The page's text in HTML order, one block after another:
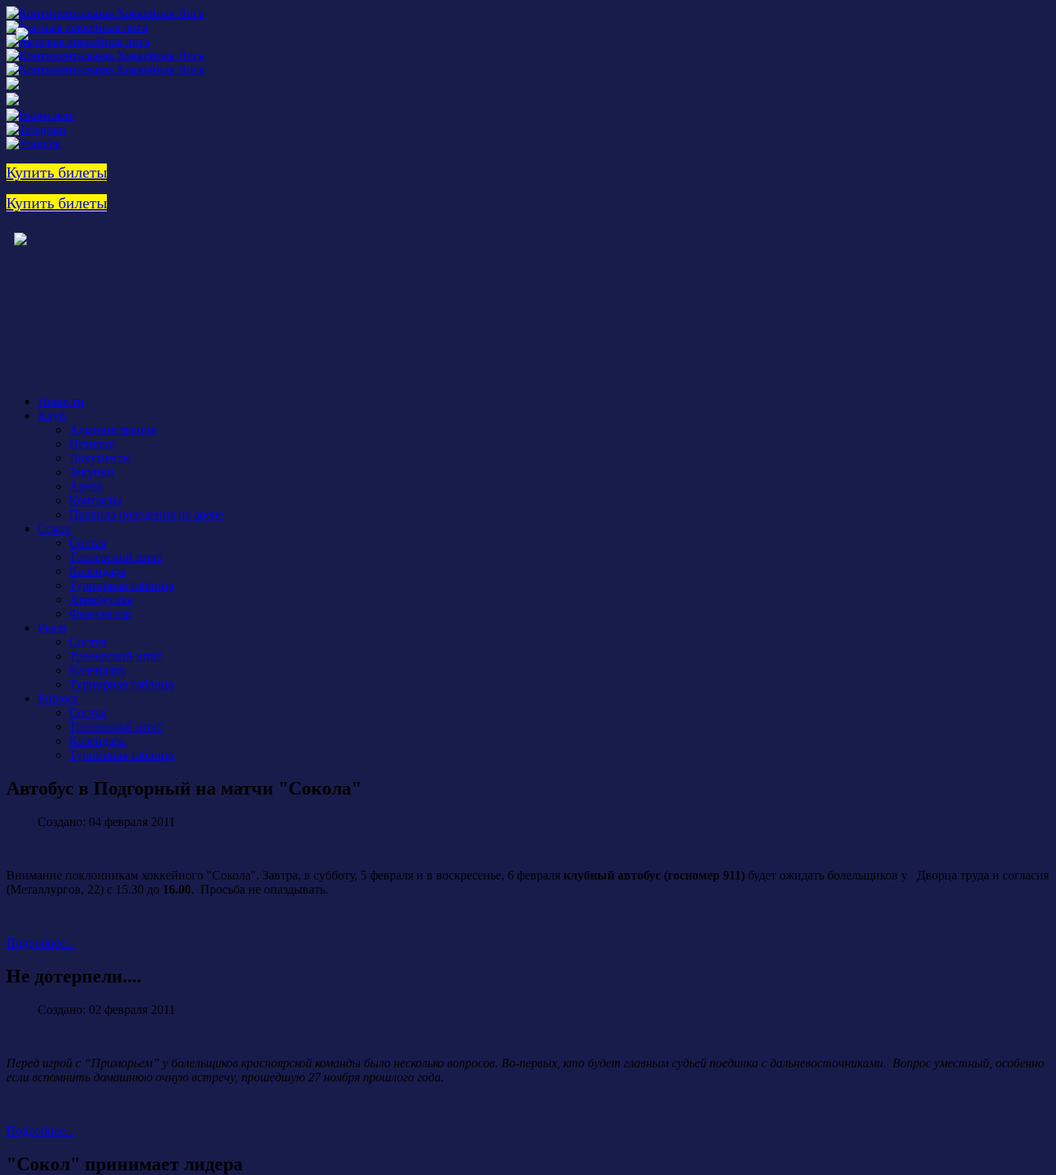
Купить билеты
Купить билеты
Новости
Клуб
Администрация
История
Документы
Закупки
Арена
Контакты
Правила поведения на арене
Сокол
Состав
Тренерский штаб
Календарь
Турнирная таблица
Атрибутика
Фан-сектор
Рыси
Состав
Тренерский штаб
Календарь
Турнирная таблица
Бирюса
Состав
Тренерский штаб
Календарь
Турнирная таблица
Автобус в Подгорный на матчи "Сокола"
Создано: 04 февраля 2011
Внимание поклонникам хоккейного "Сокола". Завтра, в субботу, 5 февраля и в воскресенье, 6 февраля клубный автобус (госномер 911) будет ожидать болельщиков у Дворца труда и согласия
(Металлургов, 22) с 15.30 до 16.00. Просьба не опаздывать.
Подробнее...
Не дотерпели....
Создано: 02 февраля 2011
Перед игрой с “Приморьем” у болельщиков красноярской команды было несколько вопросов. Во-первых, кто будет главным судьей поединка с дальневосточниками. Вопрос уместный, особенно
если вспомнить домашнюю очную встречу, прошедшую 27 ноября прошлого года.
Подробнее...
"Сокол" принимает лидера